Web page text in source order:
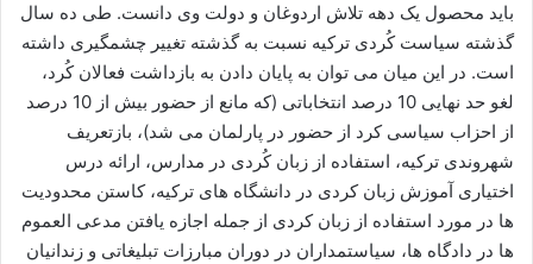
باید محصول یک دهه تلاش اردوغان و دولت وی دانست. طی ده سال
گذشته سیاست کُردی ترکیه نسبت به گذشته تغییر چشمگیری داشته
است. در این میان می توان به پایان دادن به بازداشت فعالان کُرد،
لغو حد نهایی 10 درصد انتخاباتی (که مانع از حضور بیش از 10 درصد
از احزاب سیاسی کرد از حضور در پارلمان می شد)، بازتعریف
شهروندی ترکیه، استفاده از زبان کُردی در مدارس، ارائه درس
اختیاری آموزش زبان کردی در دانشگاه های ترکیه، کاستن محدودیت
ها در مورد استفاده از زبان کردی از جمله اجازه یافتن مدعی العموم
ها در دادگاه ها، سیاستمداران در دوران مبارزات تبلیغاتی و زندانیان